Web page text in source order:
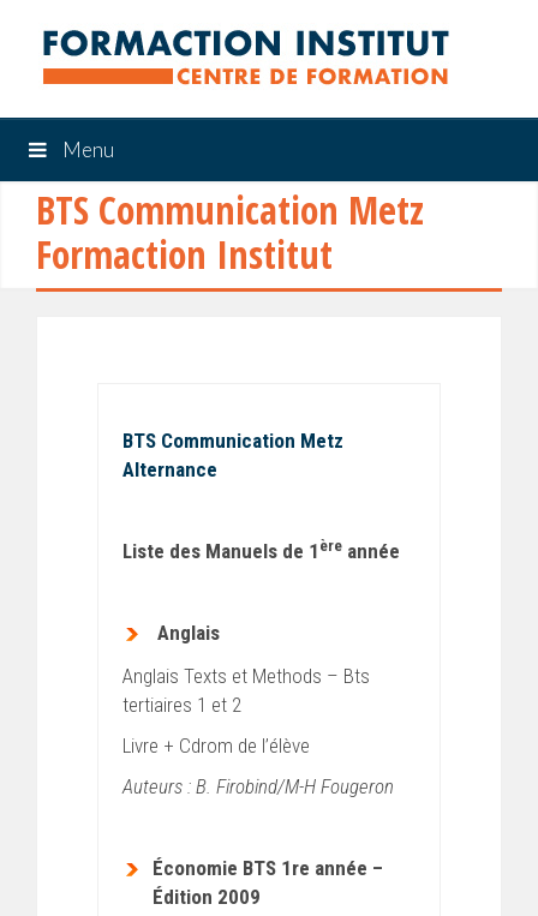
Menu
BTS Communication Metz
Formaction Institut
BTS Communication Metz
Alternance
Liste des Manuels de 1 ère année
Anglais
Anglais Texts et Methods – Bts
tertiaires 1 et 2
Livre + Cdrom de l’élève
Auteurs : B. Firobind/M-H Fougeron
Économie BTS 1re année –
Édition 2009